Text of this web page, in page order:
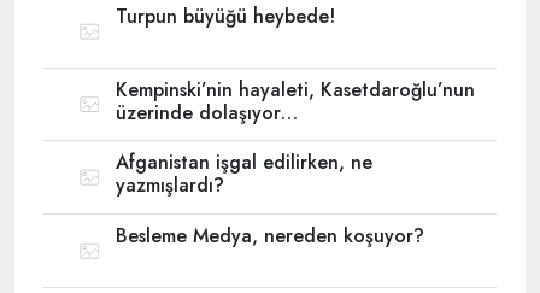
Turpun büyüğü heybede!
Kempinski’nin hayaleti, Kasetdaroğlu’nun
üzerinde dolaşıyor…
Afganistan işgal edilirken, ne
yazmışlardı?
Besleme Medya, nereden koşuyor?